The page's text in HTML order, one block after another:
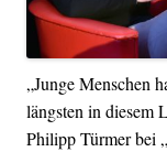
„Junge Menschen
längsten in diesem
Philipp Türmer bei